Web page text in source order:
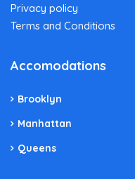
Privacy policy
Terms and Conditions
Accomodations
Brooklyn
Manhattan
Queens